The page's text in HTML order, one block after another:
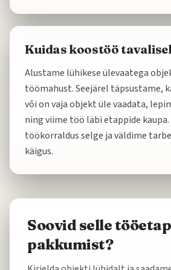
Kuidas koostöö
Alustame lühikese ülevaatega
töömahust. Seejärel täpsustame,
või on vaja objekt üle vaadata,
ning viime töö läbi etappide kaupa.
töökorraldus selge ja väldime
käigus.
Soovid selle
pakkumist?